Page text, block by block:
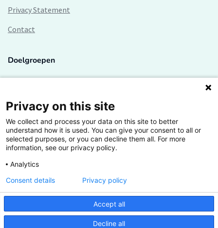
Privacy Statement
Contact
Doelgroepen
Lectoren en onderzoekers
Bedrijven
Hogescholen
De grootste kennisbank van het HBO
Inspiratie op jouw vakgebied
Privacy on this site
We collect and process your data on this site to better
understand how it is used. You can give your consent to all or
selected purposes, or you can decline them all. For more
information, see our privacy policy.
Analytics
Accept all
Decline all
Consent details Privacy policy